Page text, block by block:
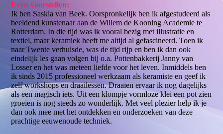
Even voorstellen:
Ik ben Saskia van Beek. Oorspronkelijk ben ik afgestudeerd als
beeldend kunstenaar aan de Willem de Kooning Academie te
Rotterdam. In die tijd was ik vooral bezig met illustratie en
textiel, maar keramiek heeft me altijd al gefascineerd. Toen ik
naar Twente verhuisde, was de tijd rijp en ben ik dan ook
eindelijk les gaan volgen bij o.a. Pottenbakkerij Janny van
Losser en het was meteen liefde voor het leven. Inmiddels ben
ik sinds 2015 professioneel werkzaam als keramiste en geef ik
zelf workshops en draailessen. Draaien ervaar ik nog dagelijks
als een magisch iets. Uit een klompje vormloze klei een pot zien
groeien is nog steeds zo wonderlijk. Met veel plezier help ik je
dan ook mee met het ontdekken en onderzoeken van deze
prachtige eeuwenoude techniek.